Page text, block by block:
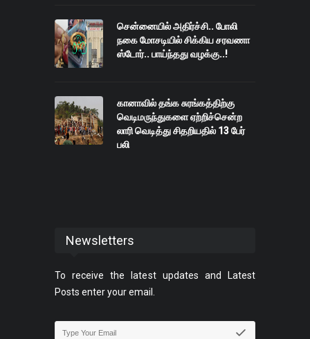
சென்னையில் அதிர்ச்சி.. போலி
நகை மோசடியில் சிக்கிய சரவணா
ஸ்டோர்.. பாய்ந்தது வழக்கு..!
கானாவில் தங்க சுரங்கத்திற்கு
வெடிமருந்துகளை ஏற்றிச்சென்ற
லாரி வெடித்து சிதறியதில் 13 பேர்
பலி
Newsletters
To receive the latest updates and Latest
Posts enter your email.